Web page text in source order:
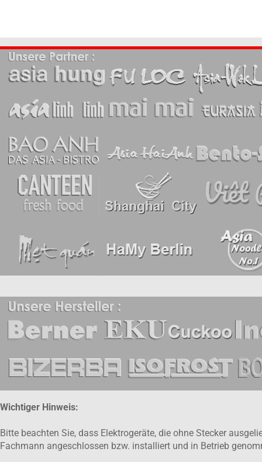
Wichtiger Hinweis:
Bitte beachten Sie, dass Elektrogeräte, die ohne Stecker
Fachmann angeschlossen bzw. installiert und in Betrieb